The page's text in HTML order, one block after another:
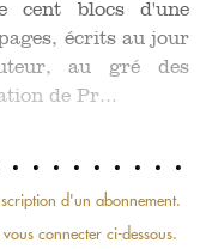
cent blocs d'une
écrits au jour
au gré des
de Pr...
d'un abonnement.
connecter ci-dessous.